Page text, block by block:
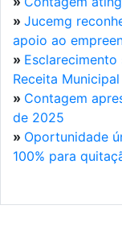
» Jucemg
apoio ao
»
Receita Municipal
» Contagem
de 2025
» Oportunidade
100% para